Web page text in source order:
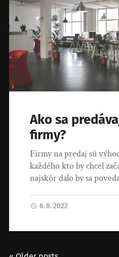
Ako sa
firmy?
Firmy na predaj sú
každého kto by chcel
najskôr dalo by sa
6. 8. 2022